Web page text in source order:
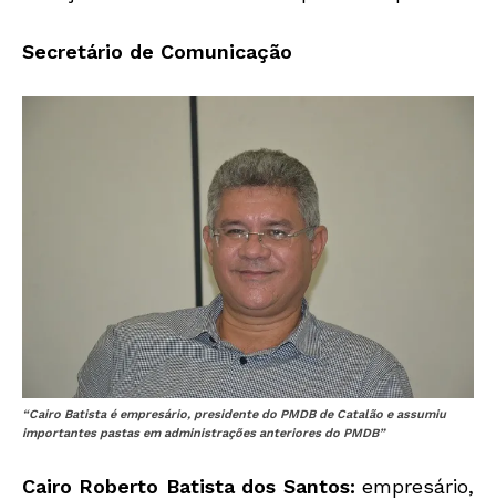
Secretário de Comunicação
“Cairo Batista é empresário, presidente do PMDB de Catalão e assumiu
importantes pastas em administrações anteriores do PMDB”
Cairo Roberto Batista dos Santos: empresário,